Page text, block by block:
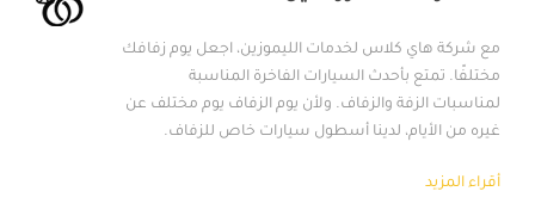
مع شركة هاي كلاس لخدمات الليموزين، اجعل يوم زفافك
مختلفًا. تمتع بأحدث السيارات الفاخرة المناسبة
لمناسبات الزفة والزفاف. ولأن يوم الزفاف يوم مختلف عن
غيره من الأيام، لدينا أسطول سيارات خاص للزفاف.
أقراء المزيد